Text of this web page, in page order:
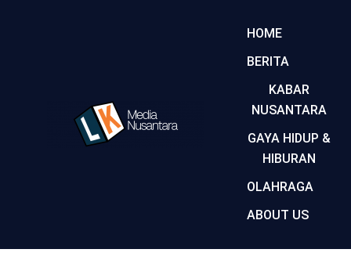
HOME
BERITA
KABAR
NUSANTARA
GAYA HIDUP &
HIBURAN
OLAHRAGA
ABOUT US